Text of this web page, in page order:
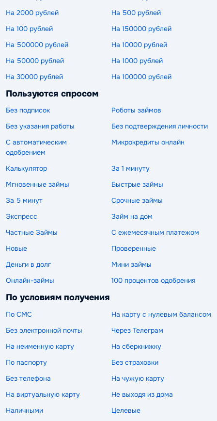
На 2000 рублей
На 500 рублей
На 100 рублей
На 150000 рублей
На 500000 рублей
На 10000 рублей
На 50000 рублей
На 1000 рублей
На 30000 рублей
На 100000 рублей
Пользуются спросом
Без подписок
Роботы займов
Без указания работы
Без подтверждения личности
С автоматическим
одобрением
Микрокредиты онлайн
Калькулятор
За 1 минуту
Мгновенные займы
Быстрые займы
За 5 минут
Срочные займы
Экспресс
Займ на дом
Частные Займы
С ежемесячным платежом
Новые
Проверенные
Деньги в долг
Мини займы
Онлайн-займы
100 процентов одобрения
По условиям получения
По СМС
На карту с нулевым балансом
Без электронной почты
Через Телеграм
На неименную карту
На сберкнижку
По паспорту
Без страховки
Без телефона
На чужую карту
На виртуальную карту
Не выходя из дома
Наличными
Целевые